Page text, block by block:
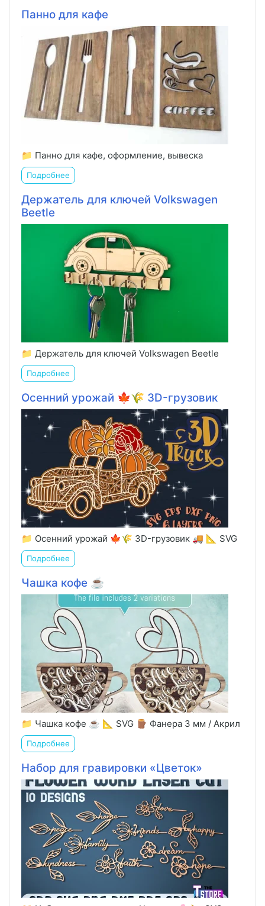
Панно для кафе
📁 Панно для кафе, оформление, вывеска
Подробнее
Держатель для ключей Volkswagen
Beetle
📁 Держатель для ключей Volkswagen Beetle
Подробнее
Осенний урожай 🍁🌾 3D-грузовик
📁 Осенний урожай 🍁🌾 3D-грузовик 🚚 📐 SVG
Подробнее
Чашка кофе ☕️
📁 Чашка кофе ☕️ 📐 SVG 🪵 Фанера 3 мм / Акрил
Подробнее
Набор для гравировки «Цветок»